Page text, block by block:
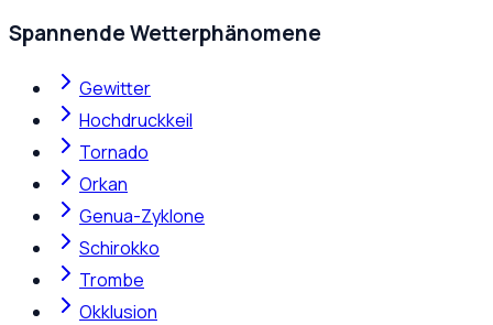
Spannende Wetterphänomene
Gewitter
Hochdruckkeil
Tornado
Orkan
Genua-Zyklone
Schirokko
Trombe
Okklusion